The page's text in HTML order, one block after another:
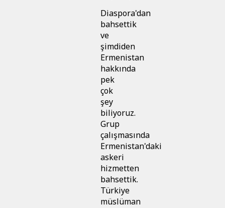
Diaspora'dan
bahsettik
ve
şimdiden
Ermenistan
hakkında
pek
çok
şey
biliyoruz.
Grup
çalışmasında
Ermenistan'daki
askeri
hizmetten
bahsettik.
Türkiye
müslüman